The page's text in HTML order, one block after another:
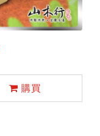
購買